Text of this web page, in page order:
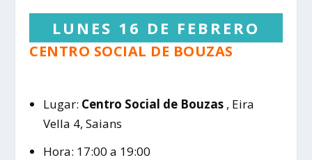
LUNES 16 DE FEBRERO
CENTRO SOCIAL DE BOUZAS
Lugar: Centro Social de Bouzas, Eira
Vella 4, Saians
Hora: 17:00 a 19:00